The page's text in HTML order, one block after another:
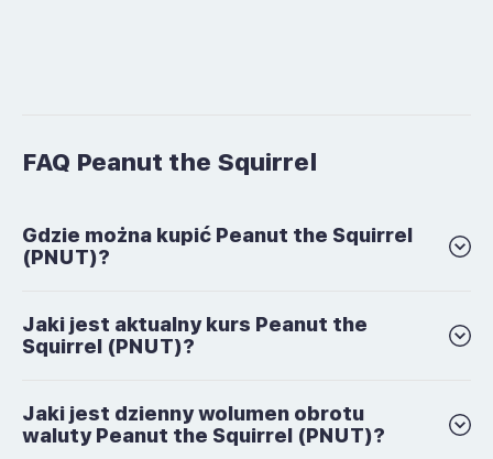
FAQ Peanut the Squirrel
Gdzie można kupić Peanut the Squirrel
(PNUT)?
Jaki jest aktualny kurs Peanut the
Squirrel (PNUT)?
Jaki jest dzienny wolumen obrotu
waluty Peanut the Squirrel (PNUT)?